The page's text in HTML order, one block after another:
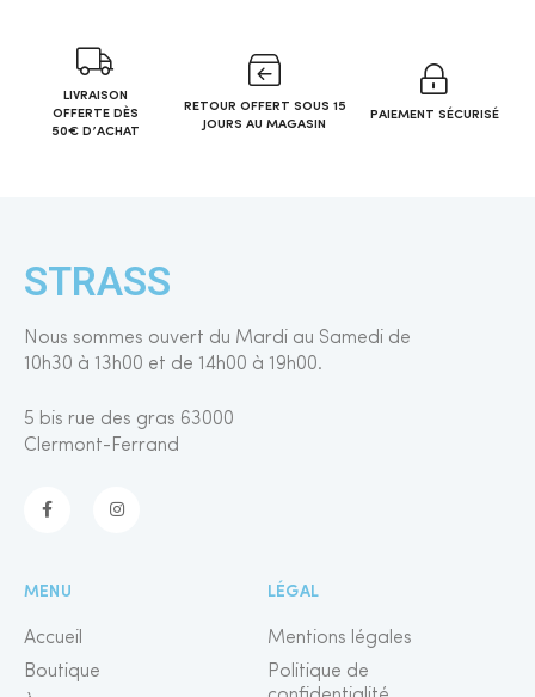
LIVRAISON
OFFERTE DÈS
50€ D’ACHAT
RETOUR OFFERT SOUS 15
JOURS AU MAGASIN
PAIEMENT SÉCURISÉ
STRASS
Nous sommes ouvert du Mardi au Samedi de
10h30 à 13h00 et de 14h00 à 19h00.
5 bis rue des gras 63000
Clermont-Ferrand
MENU
Accueil
Boutique
LÉGAL
Mentions légales
Politique de